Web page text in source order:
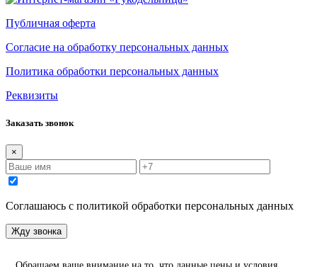
Публичная оферта
Согласие на обработку персональных данных
Политика обработки персональных данных
Реквизиты
Заказать звонок
×
Соглашаюсь с политикой обработки персональных данных
Жду звонка